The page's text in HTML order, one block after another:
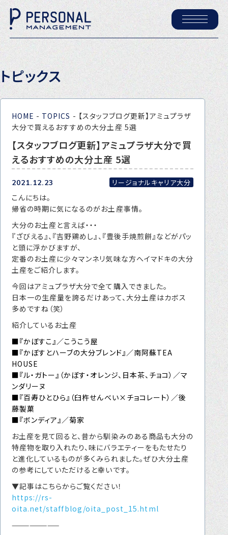
ホーム
パーソナル・マネジメントについて
会社概要
採用情報
トピックス
転職をお考えの方へ
転職エージェントサービス
転職相談会
転職者の声
キャリア採用をお考えの企業様へ
４つの特長で解決
独自の採用スキーム
トピックス
HOME - TOPICS - 【スタッフブログ更新】アミュプラザ
大分で買えるおすすめの大分土産 5選
【スタッフブログ更新】アミュプラザ大分で買
えるおすすめの大分土産 5選
2021.12.23 リージョナルキャリア大分
こんにちは。
帰省の時期に気になるのがお土産事情。
大分のお土産と言えば・・・
『ざびえる』、『吉野鶏めし』、『豊後手焼煎餅』などがパッ
と頭に浮かびますが、
定番のお土産に少々マンネリ気味な方へイマドキの大分
土産をご紹介します。
今回はアミュプラザ大分で全て購入できました。
日本一の生産量を誇るだけあって、大分土産はカボス
多めですね（笑）
紹介しているお土産
■『かぼすこ』／こうこう屋
■『かぼすとハーブの大分ブレンド』／南阿蘇TEA
HOUSE
■『ル・ガトー』（かぼす・オレンジ、日本茶、チョコ）／マ
ンダリーヌ
■『百寿ひとひら』（臼杵せんべい×チョコレート）／後
藤製菓
■『ボンディア』／菊家
お土産を見て回ると、昔から馴染みのある商品も大分の
特産物を取り入れたり、味にバラエティーをもたせたり
と進化しているものが多くみられました。ぜひ大分土産
の参考にしていただけると幸いです。
▼記事はこちらからご覧ください！
https://rs-
oita.net/staffblog/oita_post_15.html
————————